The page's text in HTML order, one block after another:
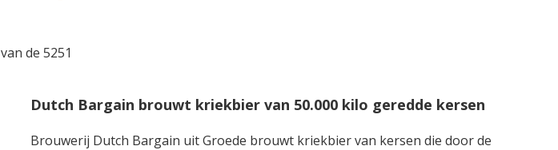
van de 5251
Dutch Bargain brouwt kriekbier van 50.000 kilo geredde kersen
Brouwerij Dutch Bargain uit Groede brouwt kriekbier van kersen die door de